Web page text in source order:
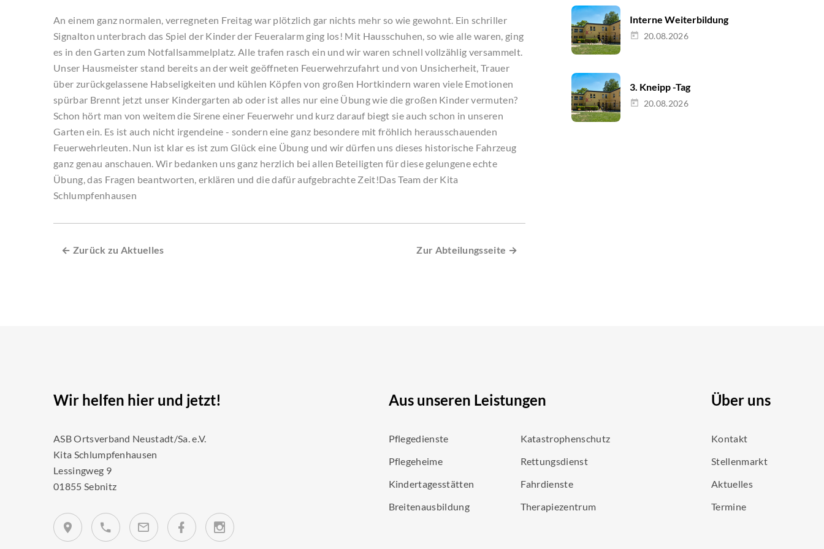
Interne Weiterbildung
20.08.2026
3. Kneipp -Tag
20.08.2026
An einem ganz normalen, verregneten Freitag war plötzlich gar nichts mehr so wie gewohnt. Ein schriller
Signalton unterbrach das Spiel der Kinder der Feueralarm ging los! Mit Hausschuhen, so wie alle waren, ging
es in den Garten zum Notfallsammelplatz. Alle trafen rasch ein und wir waren schnell vollzählig versammelt.
Unser Hausmeister stand bereits an der weit geöffneten Feuerwehrzufahrt und von Unsicherheit, Trauer
über zurückgelassene Habseligkeiten und kühlen Köpfen von großen Hortkindern waren viele Emotionen
spürbar Brennt jetzt unser Kindergarten ab oder ist alles nur eine Übung wie die großen Kinder vermuten?
Schon hört man von weitem die Sirene einer Feuerwehr und kurz darauf biegt sie auch schon in unseren
Garten ein. Es ist auch nicht irgendeine - sondern eine ganz besondere mit fröhlich herausschauenden
Feuerwehrleuten. Nun ist klar es ist zum Glück eine Übung und wir dürfen uns dieses historische Fahrzeug
ganz genau anschauen. Wir bedanken uns ganz herzlich bei allen Beteiligten für diese gelungene echte
Übung, das Fragen beantworten, erklären und die dafür aufgebrachte Zeit!Das Team der Kita
Schlumpfenhausen
← Zurück zu Aktuelles Zur Abteilungsseite →
Wir helfen hier und jetzt!
ASB Ortsverband Neustadt/Sa. e.V.
Kita Schlumpfenhausen
Lessingweg 9
01855 Sebnitz
Aus unseren Leistungen
Pflegedienste
Pflegeheime
Kindertagesstätten
Breitenausbildung
Katastrophenschutz
Rettungsdienst
Fahrdienste
Therapiezentrum
Über uns
Kontakt
Stellenmarkt
Aktuelles
Termine